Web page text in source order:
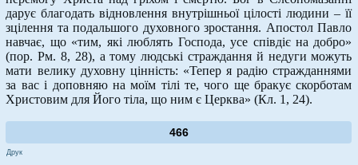
дарує благодать відновлення внутрішньої цілості людини – її
зцілення та подальшого духовного зростання. Апостол Павло
навчає, що «тим, які люблять Господа, усе співдіє на добро»
(пор. Рм. 8, 28), а тому людські страждання й недуги можуть
мати велику духовну цінність: «Тепер я радію стражданнями
за вас і доповняю на моїм тілі те, чого ще бракує скорботам
Христовим для Його тіла, що ним є Церква» (Кл. 1, 24).
466
Друк